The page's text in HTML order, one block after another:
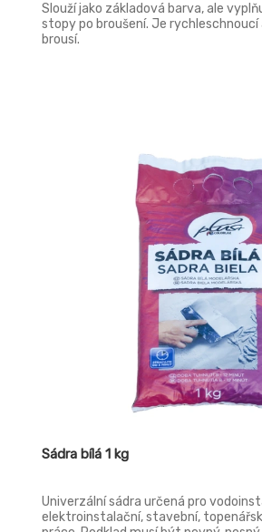
Slouží jako základová barva, ale
stopy po broušení. Je rychleschnoucí
brousí.
Sádra bílá 1 kg
Univerzální sádra určená pro
elektroinstalační, stavební,